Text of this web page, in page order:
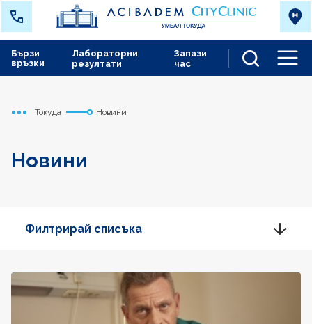
Лабораторни
резултати
Запази
час
Бързи
връзки
Начало
Токуда Новини
Новини
Филтрирай списъка